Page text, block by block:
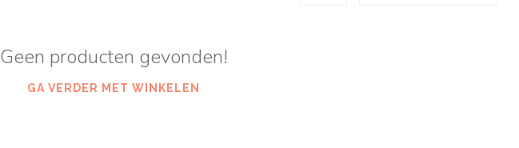
Geen producten gevonden!
GA VERDER MET WINKELEN